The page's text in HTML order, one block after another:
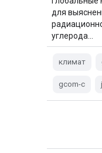
для
углерода…
климат
gcom-c